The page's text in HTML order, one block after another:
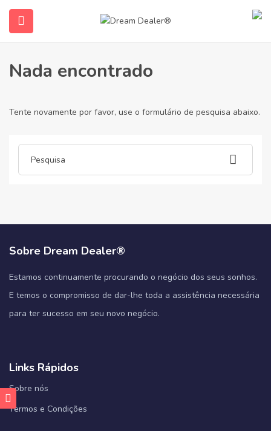
(Português do Brasil)
Casa Artigos postados por 960hushedpopcorn
960hushedpopcorn
Nada encontrado
Tente novamente por favor, use o formulário de pesquisa abaixo.
Sobre Dream Dealer®
Estamos continuamente procurando o negócio dos seus sonhos.
E temos o compromisso de dar-lhe toda a assistência necessária
para ter sucesso em seu novo negócio.
Links Rápidos
Sobre nós
Termos e Condições